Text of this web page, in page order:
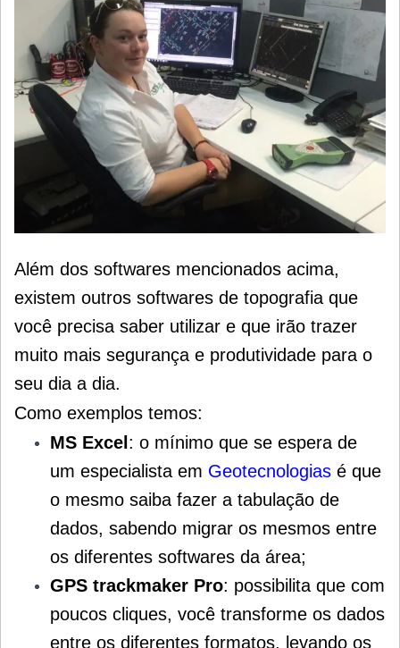
Além dos softwares mencionados acima,
existem outros softwares de topografia que
você precisa saber utilizar e que irão trazer
muito mais segurança e produtividade para o
seu dia a dia.
Como exemplos temos:
MS Excel : o mínimo que se espera de
um especialista em Geotecnologias é que
o mesmo saiba fazer a tabulação de
dados, sabendo migrar os mesmos entre
os diferentes softwares da área;
GPS trackmaker Pro: possibilita que com
poucos cliques, você transforme os dados
entre os diferentes formatos, levando os